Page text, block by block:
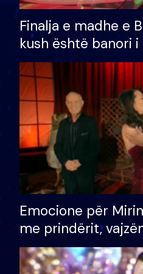
Finalja e madhe e
kush është banori
shtëpinë dhe
të fituar çmimin e
Emocione për
me prindërit,
bashkëshorten:
divorci apo jo?